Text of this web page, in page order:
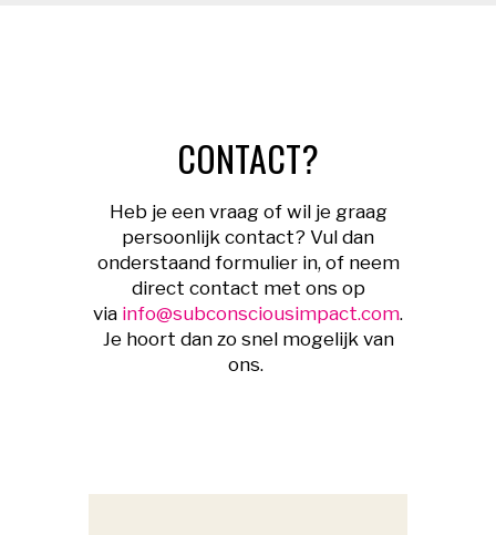
CONTACT?
Heb je een vraag of wil je graag
persoonlijk contact? Vul dan
onderstaand formulier in, of neem
direct contact met ons op
via info@subconsciousimpact.com.
Je hoort dan zo snel mogelijk van
ons.